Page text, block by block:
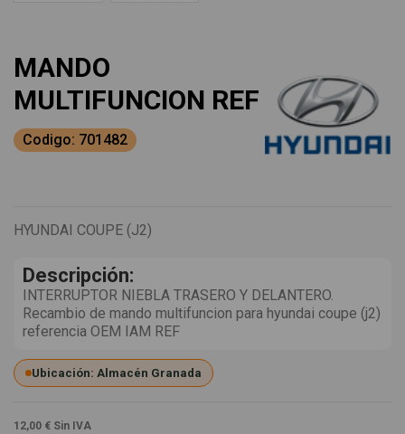
MANDO
MULTIFUNCION REF
Codigo: 701482
HYUNDAI COUPE (J2)
Descripción:
INTERRUPTOR NIEBLA TRASERO Y DELANTERO.
Recambio de mando multifuncion para hyundai coupe (j2)
referencia OEM IAM REF
Ubicación: Almacén Granada
12,00 € Sin IVA